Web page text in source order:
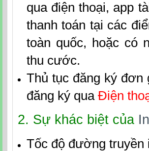
qua điện thoại, app
thanh toán tại các
toàn quốc, hoặc có
thu cước.
Thủ tục đăng ký đơn
đăng ký qua Điện
2. Sự khác biệt của
Tốc độ đường truyền